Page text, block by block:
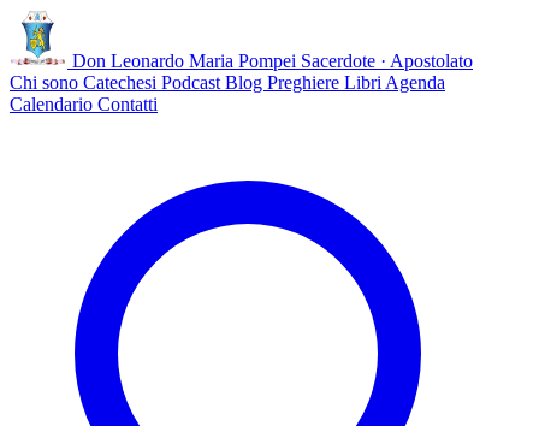
Don Leonardo Maria Pompei Sacerdote · Apostolato
Chi sono Catechesi Podcast Blog Preghiere Libri Agenda
Calendario Contatti